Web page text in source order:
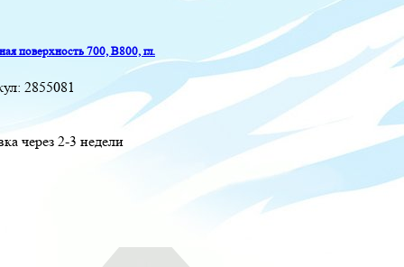
поверхность 700, B800, гл.
2855081
через 2-3 недели